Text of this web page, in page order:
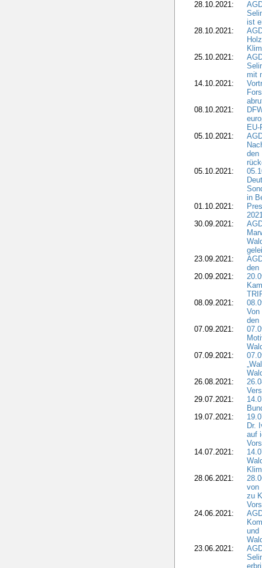
28.10.2021:
ist
28.10.2021:
25.10.2021:
mit
14.10.2021:
08.10.2021:
EU-
05.10.2021:
den
05.10.2021:
in
01.10.2021:
30.09.2021:
23.09.2021:
den
20.09.2021:
08.09.2021:
den
07.09.2021:
07.09.2021:
26.08.2021:
29.07.2021:
19.07.2021:
Dr.
auf
14.07.2021:
28.06.2021:
von
zu
24.06.2021:
und
23.06.2021: